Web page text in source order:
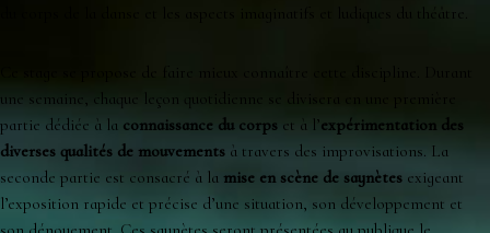
du corps de la danse et les aspects imaginatifs et ludiques du théâtre.
une semaine, chaque leçon quotidienne se divisera en une première
partie dédiée à la connaissance du corps et à l’expérimentation des
diverses qualités de mouvements à travers des improvisations. La
seconde partie est consacré à la mise en scène de saynètes exigeant
l’exposition rapide et précise d’une situation, son développement et